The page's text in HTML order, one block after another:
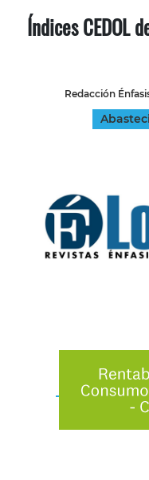
Índices CEDOL
Redacción